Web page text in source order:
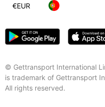
© Gettransport International
is trademark of Gettransport
All rights reserved.
€EUR